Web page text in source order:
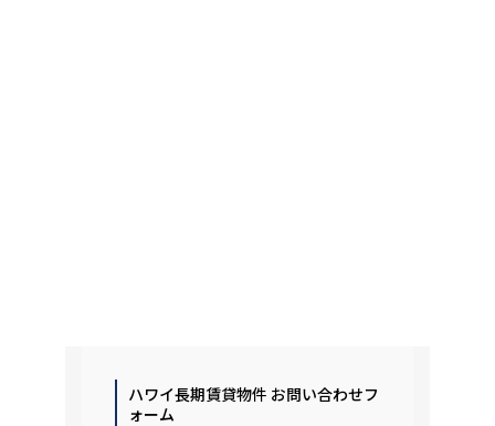
ハワイ長期賃貸物件 お問い合わせフ
ォーム